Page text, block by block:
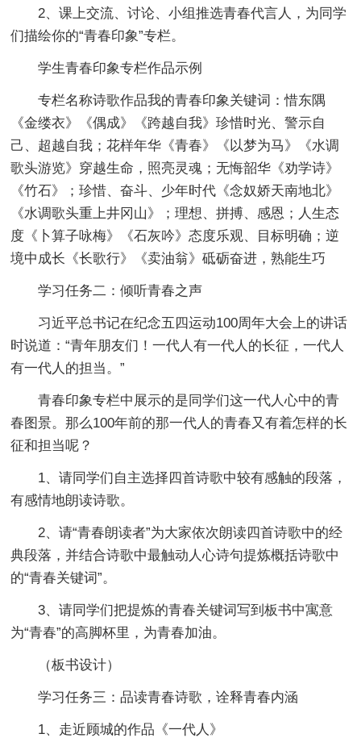
2、课上交流、讨论、小组推选青春代言人，为同学
们描绘你的“青春印象”专栏。
学生青春印象专栏作品示例
专栏名称诗歌作品我的青春印象关键词：惜东隅
《金缕衣》《偶成》《跨越自我》珍惜时光、警示自
己、超越自我；花样年华《青春》《以梦为马》《水调
歌头游览》穿越生命，照亮灵魂；无悔韶华《劝学诗》
《竹石》；珍惜、奋斗、少年时代《念奴娇天南地北》
《水调歌头重上井冈山》；理想、拼搏、感恩；人生态
度《卜算子咏梅》《石灰吟》态度乐观、目标明确；逆
境中成长《长歌行》《卖油翁》砥砺奋进，熟能生巧
学习任务二：倾听青春之声
习近平总书记在纪念五四运动100周年大会上的讲话
时说道：“青年朋友们！一代人有一代人的长征，一代人
有一代人的担当。”
青春印象专栏中展示的是同学们这一代人心中的青
春图景。那么100年前的那一代人的青春又有着怎样的长
征和担当呢？
1、请同学们自主选择四首诗歌中较有感触的段落，
有感情地朗读诗歌。
2、请“青春朗读者”为大家依次朗读四首诗歌中的经
典段落，并结合诗歌中最触动人心诗句提炼概括诗歌中
的“青春关键词”。
3、请同学们把提炼的青春关键词写到板书中寓意
为“青春”的高脚杯里，为青春加油。
（板书设计）
学习任务三：品读青春诗歌，诠释青春内涵
1、走近顾城的作品《一代人》